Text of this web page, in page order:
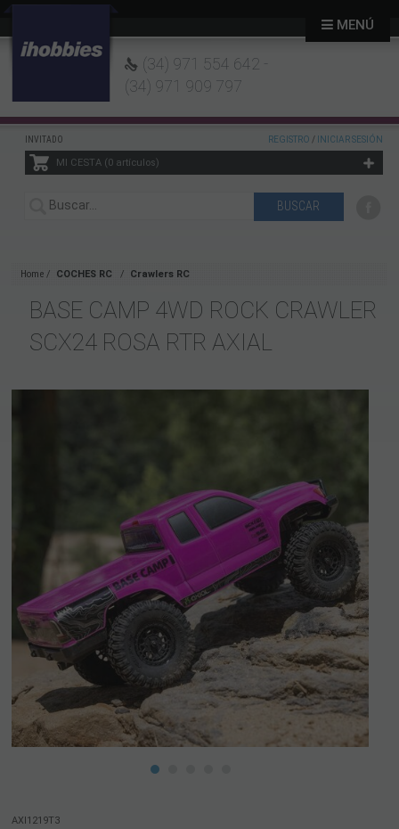
(34) 971 554 642 -
(34) 971 909 797
INVITADO REGISTRO / INICIAR SESIÓN
MI CESTA 0artículos
MENÚ
Home COCHES RC Crawlers RC
BASE CAMP 4WD ROCK CRAWLER
SCX24 ROSA RTR AXIAL
AXI1219T3